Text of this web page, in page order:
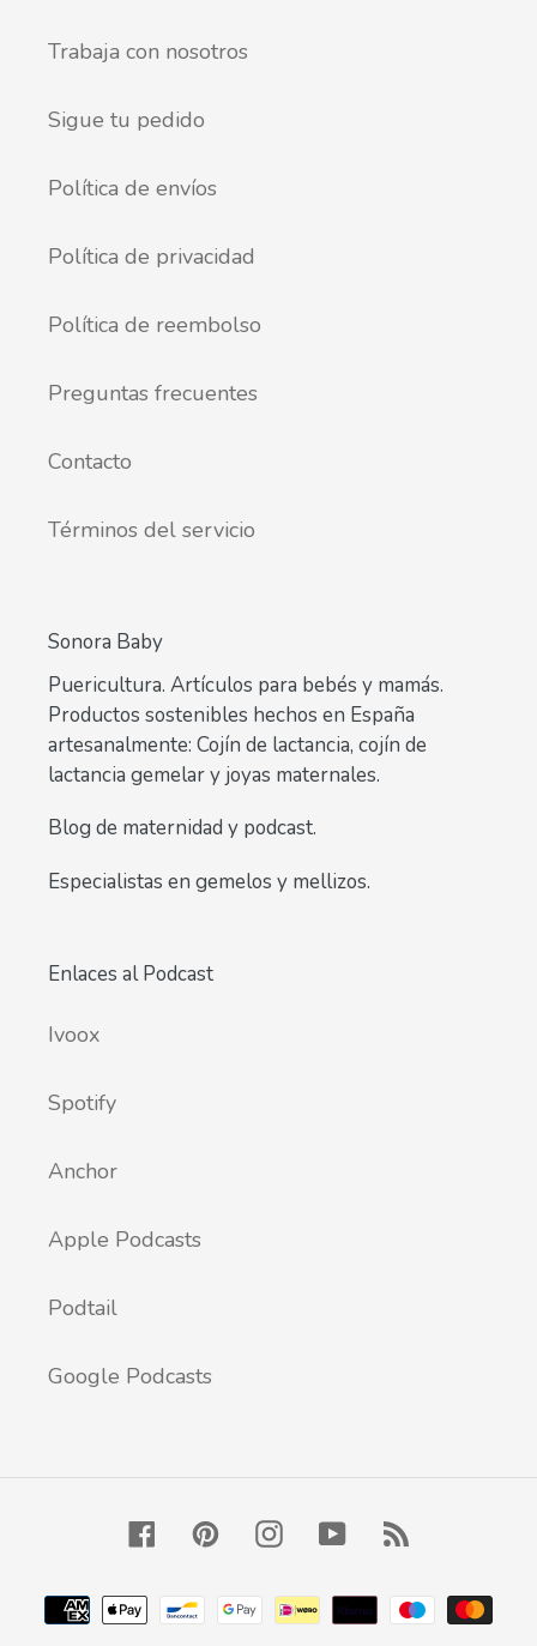
Trabaja con nosotros
Sigue tu pedido
Política de envíos
Política de privacidad
Política de reembolso
Preguntas frecuentes
Contacto
Términos del servicio
Sonora Baby
Puericultura. Artículos para bebés y mamás.
Productos sostenibles hechos en España
artesanalmente: Cojín de lactancia, cojín de
lactancia gemelar y joyas maternales.
Blog de maternidad y podcast.
Especialistas en gemelos y mellizos.
Enlaces al Podcast
Ivoox
Spotify
Anchor
Apple Podcasts
Podtail
Google Podcasts
FacebookPinterestInstagramYouTube
Métodos
de